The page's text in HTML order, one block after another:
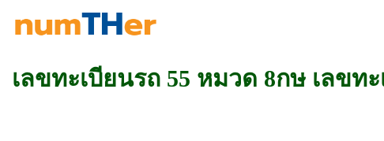
เลขทะเบียนรถ 55 หมวด 8กษ เลขท